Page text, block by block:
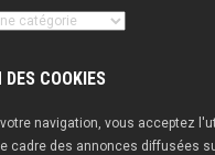
COOKIES
navigation, vous acceptez
cadre des annonces diffusées